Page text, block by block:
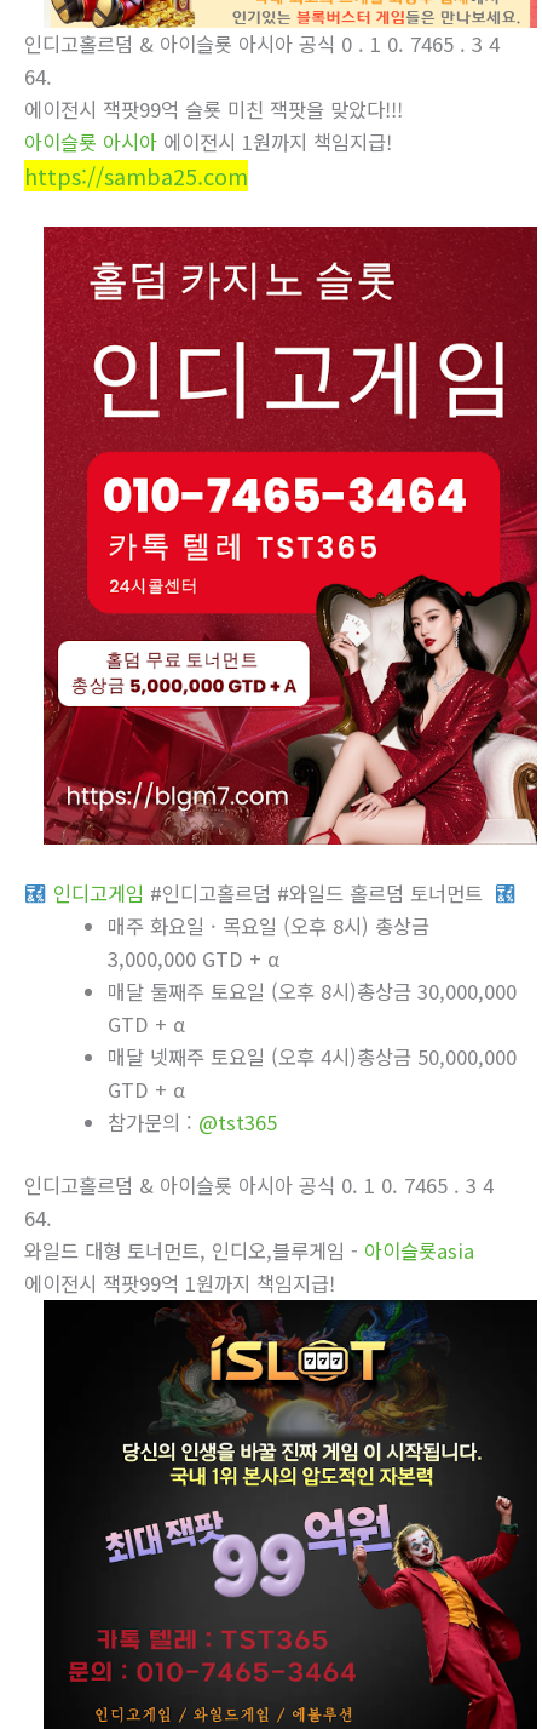
인디­고홀르덤 & 아이슬룟 아시아 공식 0 . 1 0. 7465 . 3 4
64.
에이전시 잭­팟99억 슬룟 미친 잭­팟을 맞았다!!!
아이슬룟 아시아 에이전시 1원까지 책임지급!
https://samba25.com
인디­고게­임 #인디­고홀르덤 #와일드 홀르덤 토너먼트
매주 화요일 · 목요일 (오후 8시) 총상금
3,000,000 GTD + α
매달 둘째주 토요일 (오후 8시)총상금 30,000,000
GTD + α
매달 넷째주 토요일 (오후 4시)총상금 50,000,000
GTD + α
참가문의 : @tst365
인디­고홀르덤 & 아이슬룟 아시아 공식 0. 1 0. 7465 . 3 4
64.
와일드 대형 토너먼트, 인디오,블루게­임 - 아이슬룟asia
에이전시 잭­팟99억 1원까지 책임지급!